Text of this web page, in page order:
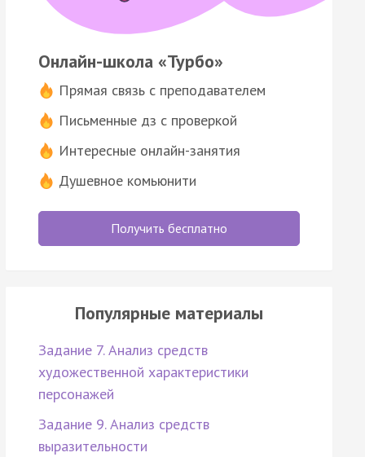
Онлайн-школа «Турбо»
Прямая связь с преподавателем
Письменные дз с проверкой
Интересные онлайн-занятия
Душевное комьюнити
Получить бесплатно
Популярные материалы
Задание 7. Анализ средств
художественной характеристики
персонажей
Задание 9. Анализ средств
выразительности